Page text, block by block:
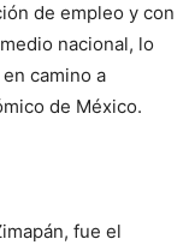
de empleo y con
nacional, lo
camino a
de México.
fue el